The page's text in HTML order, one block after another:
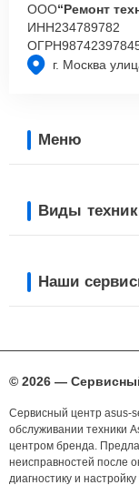
г. Москва
ООО“Ремонт
ИНН234789782
ОГРН
Меню
Виды
Наши
© 2026 —
Сервисный центр asus-
обслуживании техники
центром бренда.
неисправностей после
диагностику и